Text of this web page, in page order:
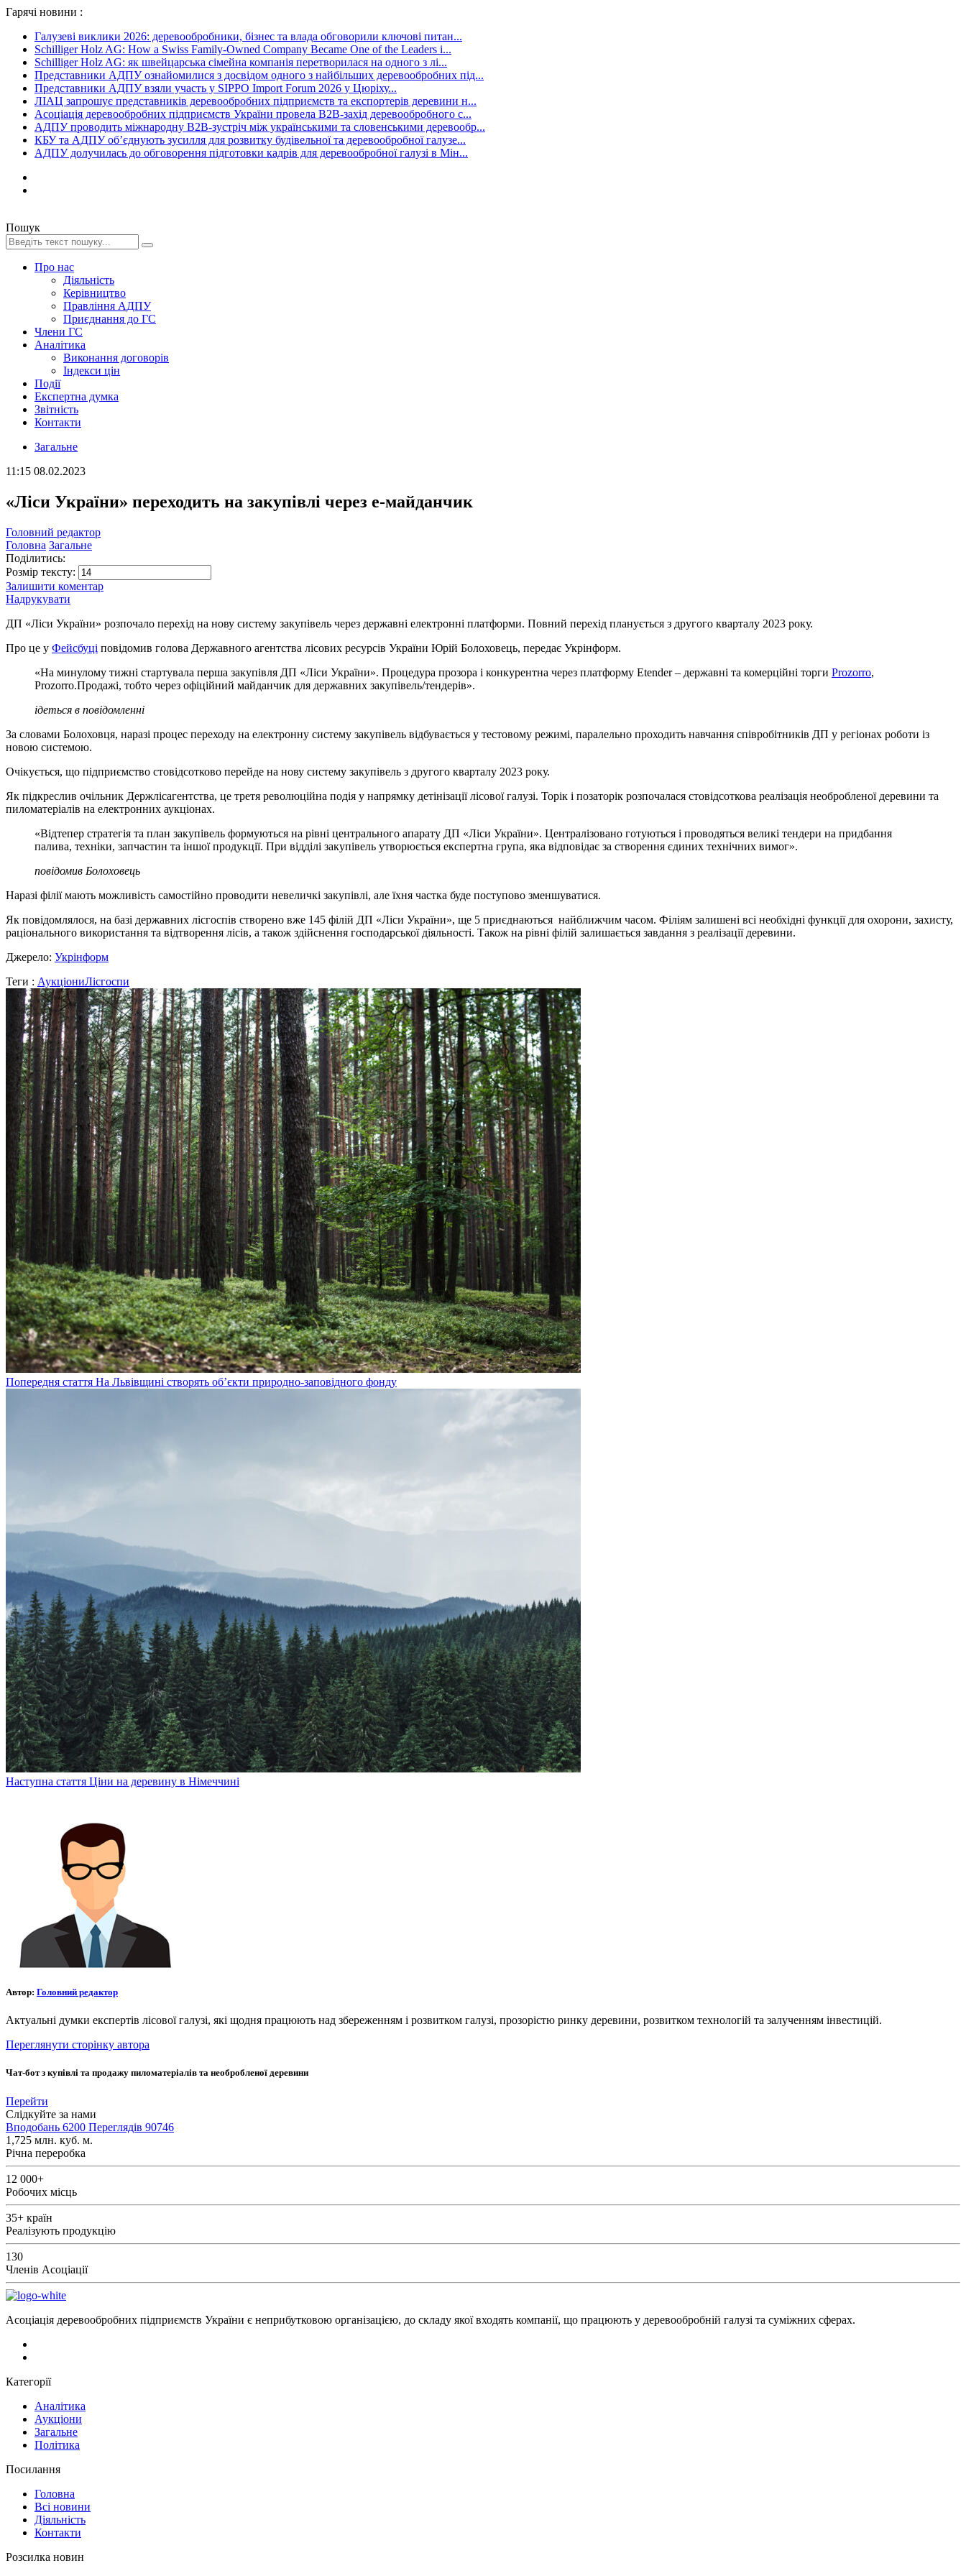
Гарячі новини :
Галузеві виклики 2026: деревообробники, бізнес та влада обговорили ключові питан...
Schilliger Holz AG: How a Swiss Family-Owned Company Became One of the Leaders i...
Schilliger Holz AG: як швейцарська сімейна компанія перетворилася на одного з лі...
Представники АДПУ ознайомилися з досвідом одного з найбільших деревообробних під...
Представники АДПУ взяли участь у SIPPO Import Forum 2026 у Цюріху...
ЛІАЦ запрошує представників деревообробних підприємств та експортерів деревини н...
Асоціація деревообробних підприємств України провела B2B-захід деревообробного с...
АДПУ проводить міжнародну B2B-зустріч між українськими та словенськими деревообр...
КБУ та АДПУ об’єднують зусилля для розвитку будівельної та деревообробної галузе...
АДПУ долучилась до обговорення підготовки кадрів для деревообробної галузі в Мін...
Пошук
Про нас
Діяльність
Керівництво
Правління АДПУ
Приєднання до ГС
Члени ГС
Аналітика
Виконання договорів
Індекси цін
Події
Експертна думка
Звітність
Контакти
Загальне
11:15 08.02.2023
«Ліси України» переходить на закупівлі через е-майданчик
Головний редактор
Головна Загальне
Поділитись:
Розмір тексту:
Залишити коментар
Надрукувати
ДП «Ліси України» розпочало перехід на нову систему закупівель через державні електронні платформи. Повний перехід планується з другого кварталу 2023 року.
Про це у Фейсбуці повідомив голова Державного агентства лісових ресурсів України Юрій Болоховець, передає Укрінформ.
«На минулому тижні стартувала перша закупівля ДП «Ліси України». Процедура прозора і конкурентна через платформу Etender – державні та комерційні торги Prozorro,
Prozorro.Продажі, тобто через офіційний майданчик для державних закупівель/тендерів».
ідеться в повідомленні
За словами Болоховця, наразі процес переходу на електронну систему закупівель відбувається у тестовому режимі, паралельно проходить навчання співробітників ДП у регіонах роботи із
новою системою.
Очікується, що підприємство стовідсотково перейде на нову систему закупівель з другого кварталу 2023 року.
Як підкреслив очільник Держлісагентства, це третя революційна подія у напрямку детінізації лісової галузі. Торік і позаторік розпочалася стовідсоткова реалізація необробленої деревини та
пиломатеріалів на електронних аукціонах.
«Відтепер стратегія та план закупівель формуються на рівні центрального апарату ДП «Ліси України». Централізовано готуються і проводяться великі тендери на придбання
палива, техніки, запчастин та іншої продукції. При відділі закупівель утворюється експертна група, яка відповідає за створення єдиних технічних вимог».
повідомив Болоховець
Наразі філії мають можливість самостійно проводити невеличкі закупівлі, але їхня частка буде поступово зменшуватися.
Як повідомлялося, на базі державних лісгоспів створено вже 145 філій ДП «Ліси України», ще 5 приєднаються найближчим часом. Філіям залишені всі необхідні функції для охорони, захисту,
раціонального використання та відтворення лісів, а також здійснення господарської діяльності. Також на рівні філій залишається завдання з реалізації деревини.
Джерело: Укрінформ
Теги : АукціониЛісгоспи
Попередня стаття На Львівщині створять об’єкти природно-заповідного фонду
Наступна стаття Ціни на деревину в Німеччині
Автор: Головний редактор
Актуальні думки експертів лісової галузі, які щодня працюють над збереженням і розвитком галузі, прозорістю ринку деревини, розвитком технологій та залученням інвестицій.
Переглянути сторінку автора
Чат-бот з купівлі та продажу пиломатеріалів та необробленої деревини
Перейти
Слідкуйте за нами
Вподобань 6200 Переглядів 90746
1,725 млн. куб. м.
Річна переробка
12 000+
Робочих місць
35+ країн
Реалізують продукцію
130
Членів Асоціації
Асоціація деревообробних підприємств України є неприбутковою організацією, до складу якої входять компанії, що працюють у деревообробній галузі та суміжних сферах.
Категорії
Аналітика
Аукціони
Загальне
Політика
Посилання
Головна
Всі новини
Діяльність
Контакти
Розсилка новин